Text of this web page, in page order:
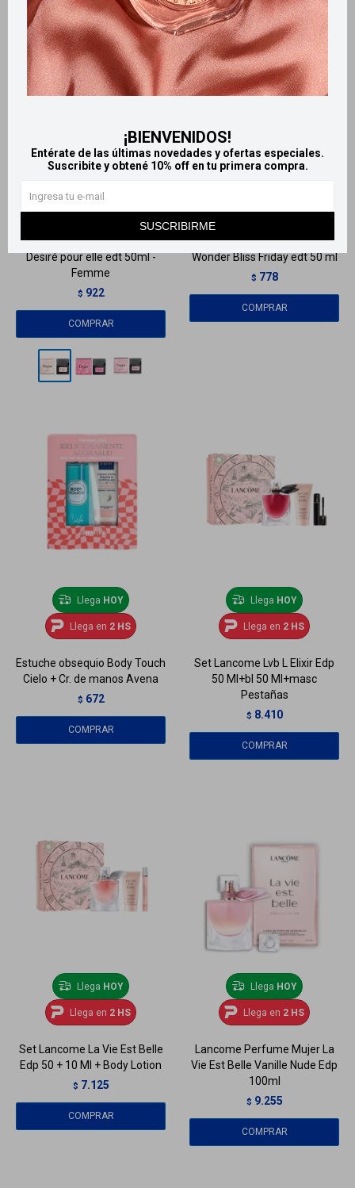
¡BIENVENIDOS!
Entérate de las últimas novedades y ofertas especiales.
Suscribite y obtené 10% off en tu primera compra.
SUSCRIBIRME
LlegaHOY
Desiré pour elle edt 50ml -
Femme
$ 922
Wonder Bliss Friday edt 50 ml
$ 778
Llega HOY
Llega en 2 HS
Estuche obsequio Body Touch
Cielo + Cr. de manos Avena
$ 672
Llega HOY
Llega en 2 HS
Set Lancome Lvb L Elixir Edp
50 Ml+bl 50 Ml+masc
Pestañas
$ 8.410
Llega HOY
Llega en 2 HS
Set Lancome La Vie Est Belle
Edp 50 + 10 Ml + Body Lotion
$ 7.125
Llega HOY
Llega en 2 HS
Lancome Perfume Mujer La
Vie Est Belle Vanille Nude Edp
100ml
$ 9.255